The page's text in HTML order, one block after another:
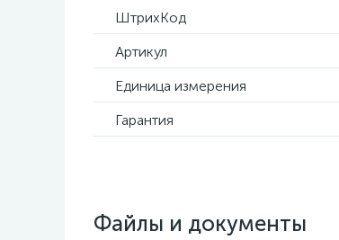
ШтрихКод
Артикул
Единица измерения
Гарантия
Файлы и документы